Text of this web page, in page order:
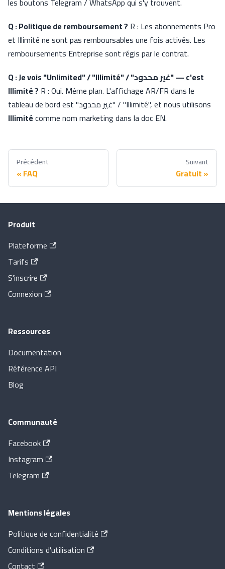
Q : Politique de remboursement ? R : Les abonnements Pro
et Illimité ne sont pas remboursables une fois activés. Les
remboursements Entreprise sont régis par le contrat.
Q : Je vois "Unlimited" / "Illimité" / "غير محدود" — c'est
Illimité ? R : Oui. Même plan. L'affichage AR/FR dans le
tableau de bord est "غير محدود" / "Illimité", et nous utilisons
Illimitécomme nom marketing dans la doc EN.
Précédent
FAQ
Suivant
Gratuit
Produit
Plateforme
Tarifs
S'inscrire
Connexion
Ressources
Documentation
Référence API
Blog
Communauté
Facebook
Instagram
Telegram
Mentions légales
Politique de confidentialité
Conditions d'utilisation
Contact